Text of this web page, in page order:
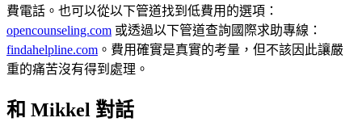
費電話。也可以從以下管道找到低費用的選項：
opencounseling.com 或透過以下管道查詢國際求助專線：
findahelpline.com 。費用確實是真實的考量，但不該因此讓嚴
重的痛苦沒有得到處理。
和 Mikkel 對話